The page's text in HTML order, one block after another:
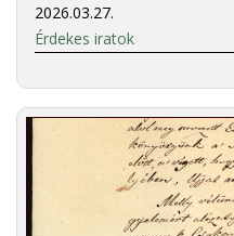
2026.03.27.
Érdekes iratok